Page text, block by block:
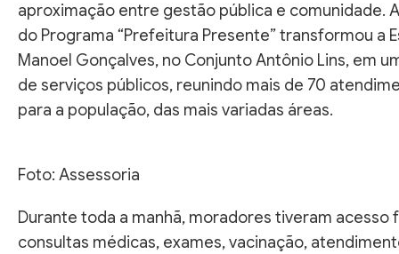
aproximação entre gestão pública e comunidade.
do Programa “Prefeitura Presente” transformou a
Manoel Gonçalves, no Conjunto Antônio Lins, em
de serviços públicos, reunindo mais de 70
para a população, das mais variadas áreas.
Foto: Assessoria
Durante toda a manhã, moradores tiveram acesso
consultas médicas, exames, vacinação,